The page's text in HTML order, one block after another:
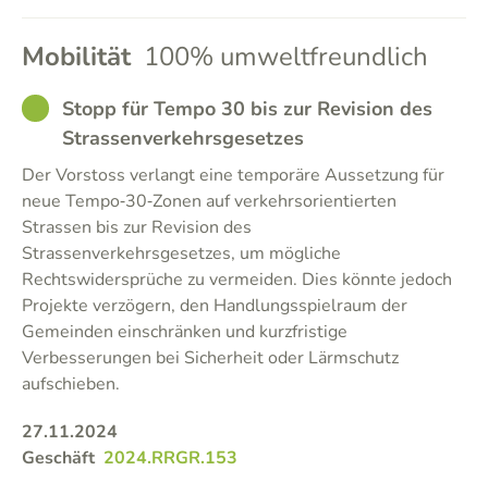
Mobilität 100% umweltfreundlich
GOODStopp für Tempo 30 bis zur Revision des
Strassenverkehrsgesetzes
Der Vorstoss verlangt eine temporäre Aussetzung für
neue Tempo‑30‑Zonen auf verkehrsorientierten
Strassen bis zur Revision des
Strassenverkehrsgesetzes, um mögliche
Rechtswidersprüche zu vermeiden. Dies könnte jedoch
Projekte verzögern, den Handlungsspielraum der
Gemeinden einschränken und kurzfristige
Verbesserungen bei Sicherheit oder Lärmschutz
aufschieben.
27.11.2024
Geschäft 2024.RRGR.153